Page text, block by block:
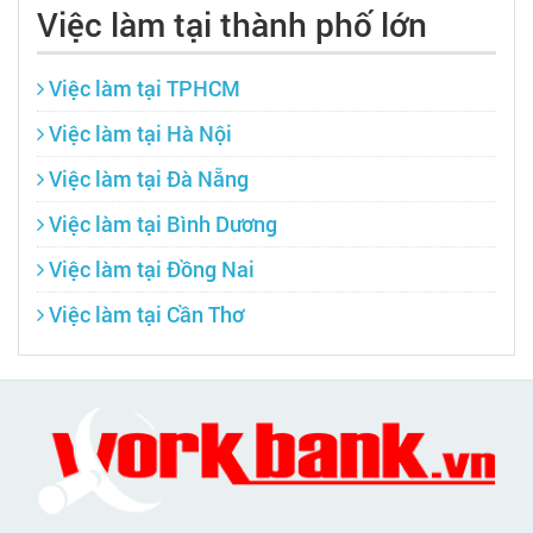
Việc làm tại thành phố lớn
Việc làm tại TPHCM
Việc làm tại Hà Nội
Việc làm tại Đà Nẵng
Việc làm tại Bình Dương
Việc làm tại Đồng Nai
Việc làm tại Cần Thơ